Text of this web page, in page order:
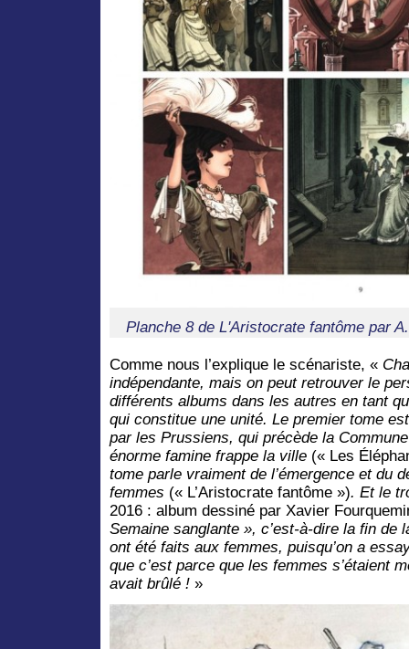
Planche 8 de L'Aristocrate fantôme par
Comme nous l’explique le scénariste, «
indépendante, mais on peut retrouver le
différents albums dans les autres en tant
qui constitue une unité. Le premier tome
par les Prussiens, qui précède la
énorme famine frappe la ville (« Les
tome parle vraiment de l’émergence et du
femmes (« L’Aristocrate fantôme »). Et le
2016 : album dessiné par Xavier
Semaine sanglante », c’est-à-dire la fin de
ont été faits aux femmes, puisqu’on a
que c’est parce que les femmes s’étaient
avait brûlé ! »